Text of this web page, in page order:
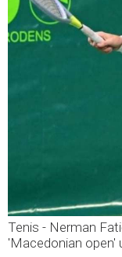
Tenis - Nerman
'Macedonian open'